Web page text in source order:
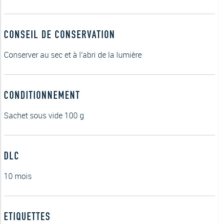
CONSEIL DE CONSERVATION
Conserver au sec et à l'abri de la lumière
CONDITIONNEMENT
Sachet sous vide 100 g
DLC
10 mois
ETIQUETTES